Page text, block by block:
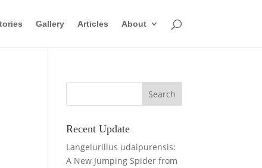
Gallery Articles About
Recent Update
Langelurillus udaipurensis:
A New Jumping Spider from